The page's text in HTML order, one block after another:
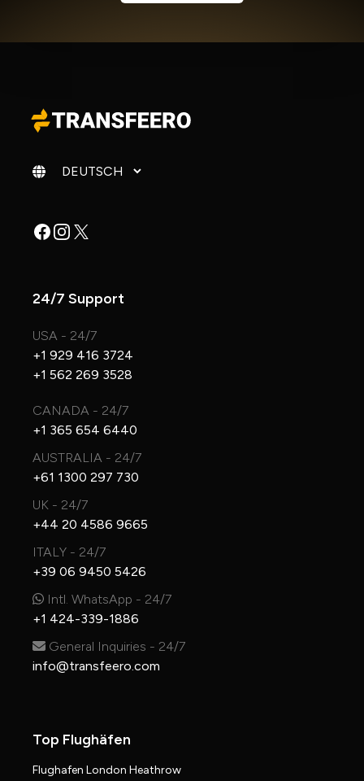
Sprache ändern
Facebook
Instagram
X
24/7 Support
USA - 24/7
+1 929 416 3724
+1 562 269 3528
CANADA - 24/7
+1 365 654 6440
AUSTRALIA - 24/7
+61 1300 297 730
UK - 24/7
+44 20 4586 9665
ITALY - 24/7
+39 06 9450 5426
Intl. WhatsApp - 24/7
+1 424-339-1886
General Inquiries - 24/7
info@transfeero.com
Top Flughäfen
Flughafen London Heathrow